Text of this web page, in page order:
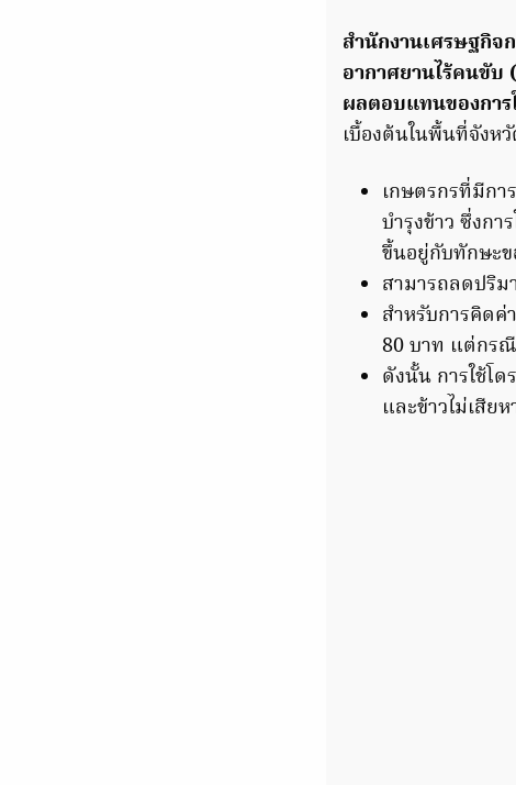
สำนักงานเศรษฐกิจ
อากาศยานไร้คนขับ
ผลตอบแทนของการ
เบื้องต้นในพื้นที่จังห
เกษตรกรที่มีก
บำรุงข้าว ซึ่งกา
ขึ้นอยู่กับทักษะ
สามารถลดปริม
สำหรับการคิดค่
80 บาท แต่กร
ดังนั้น การใช้โ
และข้าวไม่เสีย